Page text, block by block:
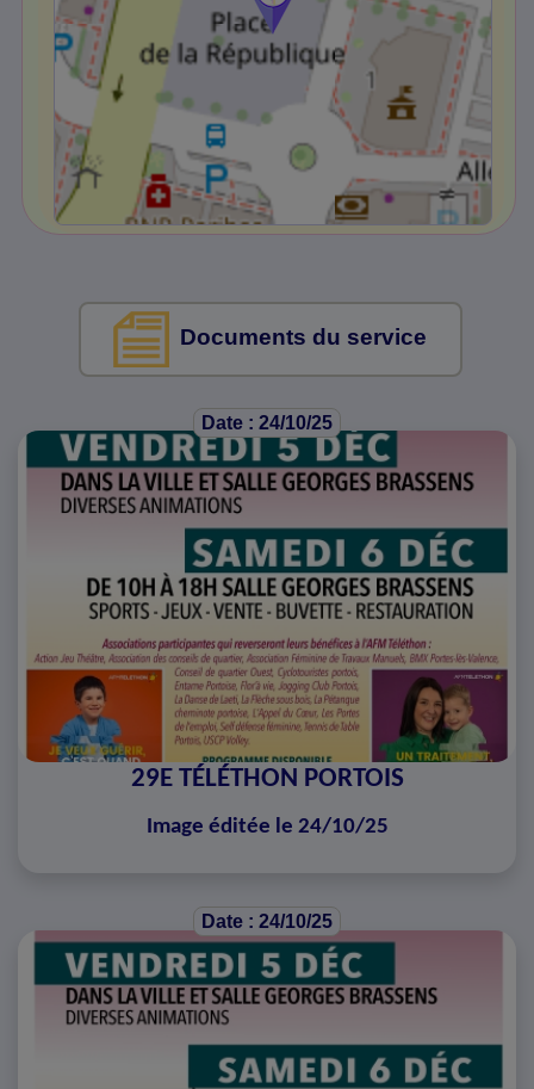
Documents du service
Date : 24/10/25
29E TÉLÉTHON PORTOIS
Image éditée le 24/10/25
Date : 24/10/25